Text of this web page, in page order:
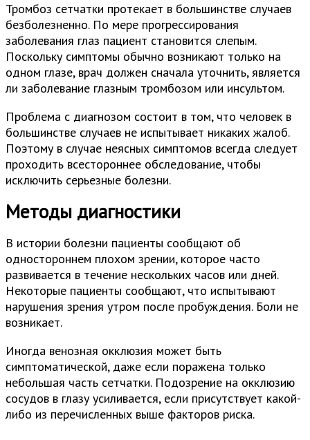
Тромбоз сетчатки протекает в большинстве случаев
безболезненно. По мере прогрессирования
заболевания глаз пациент становится слепым.
Поскольку симптомы обычно возникают только на
одном глазе, врач должен сначала уточнить, является
ли заболевание глазным тромбозом или инсультом.
Проблема с диагнозом состоит в том, что человек в
большинстве случаев не испытывает никаких жалоб.
Поэтому в случае неясных симптомов всегда следует
проходить всестороннее обследование, чтобы
исключить серьезные болезни.
Методы диагностики
В истории болезни пациенты сообщают об
одностороннем плохом зрении, которое часто
развивается в течение нескольких часов или дней.
Некоторые пациенты сообщают, что испытывают
нарушения зрения утром после пробуждения. Боли не
возникает.
Иногда венозная окклюзия может быть
симптоматической, даже если поражена только
небольшая часть сетчатки. Подозрение на окклюзию
сосудов в глазу усиливается, если присутствует какой-
либо из перечисленных выше факторов риска.